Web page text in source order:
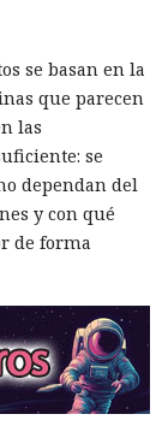
se basan en la
que parecen
las
se
dependan del
y con qué
de forma